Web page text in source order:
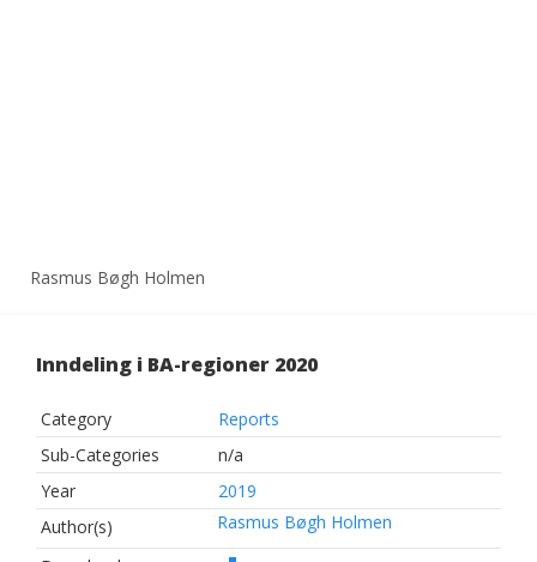
Rasmus Bøgh Holmen
Inndeling i BA-regioner 2020
Category
Reports
Sub-Categories
n/a
Year
2019
Author(s)
Rasmus Bøgh Holmen